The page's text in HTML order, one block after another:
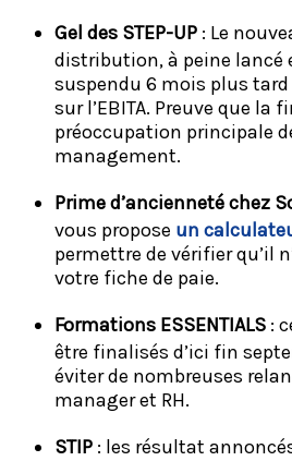
Gel des STEP-UP : Le
distribution, à peine lancé
suspendu 6 mois plus
sur l’EBITA. Preuve que la
préoccupation principale
management.
Prime d’ancienneté chez
vous propose un
permettre de vérifier qu’il
votre fiche de paie.
Formations ESSENTIALS :
être finalisés d’ici fin
éviter de nombreuses
manager et RH.
STIP : les résultat